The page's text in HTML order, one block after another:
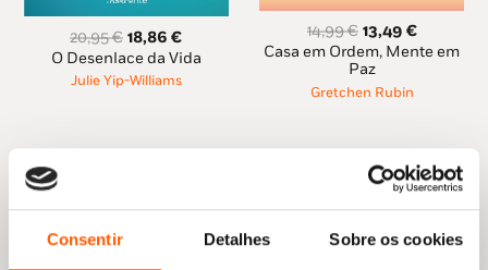
Consentir Detalhes Sobre os cookies
20,95€ O
preço
original
18,86€O
preço
atual
O Desenlace da Vida
Julie Yip-Williams
14,99€ O
preço
original
era:
13,49 €O
preço
Casa em Ordem, Mente em
Paz
Gretchen Rubin